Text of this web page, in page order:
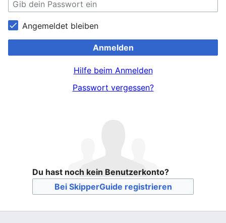
Angemeldet bleiben
Anmelden
Hilfe beim Anmelden
Passwort vergessen?
Du hast noch kein Benutzerkonto?
Bei SkipperGuide registrieren